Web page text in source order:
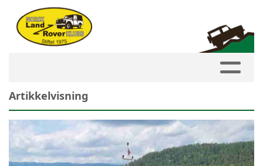
Artikkelvisning